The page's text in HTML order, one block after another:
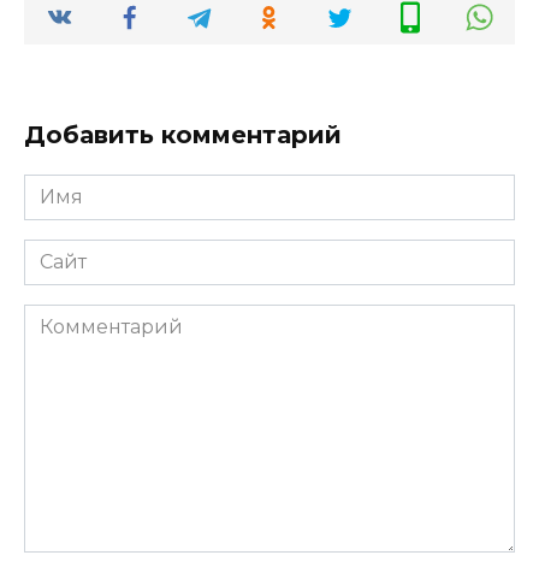
Добавить комментарий
Имя
*
Сайт
Комментарий